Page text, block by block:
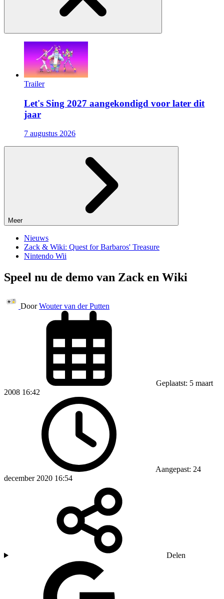
Trailer
Let's Sing 2027 aangekondigd voor later dit
jaar
7 augustus 2026
Meer
Nieuws
Zack & Wiki: Quest for Barbaros' Treasure
Nintendo Wii
Speel nu de demo van Zack en Wiki
Door Wouter van der Putten
Geplaatst: 5 maart
2008 16:42
Aangepast: 24
december 2020 16:54
Delen